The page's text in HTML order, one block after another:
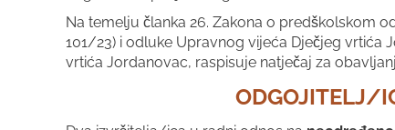
Na temelju članka 26. Zakona o predškolskom
101/23) i odluke Upravnog vijeća Dječjeg vrtića
vrtića Jordanovac, raspisuje natječaj za
ODGOJITELJ/